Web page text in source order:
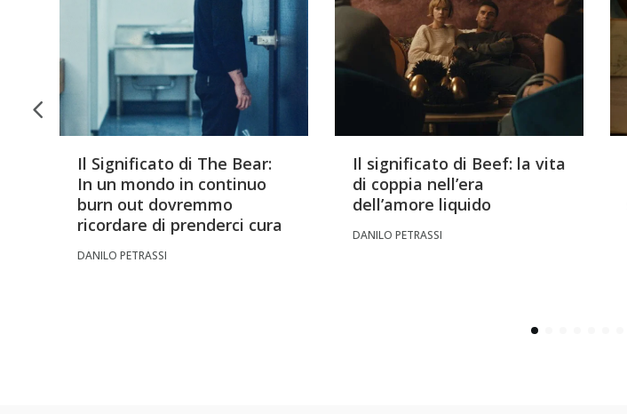
Il Significato di The Bear:
In un mondo in continuo
burn out dovremmo
ricordare di prenderci cura
DANILO PETRASSI
Il significato di Beef: la vita
di coppia nell’era
dell’amore liquido
DANILO PETRASSI